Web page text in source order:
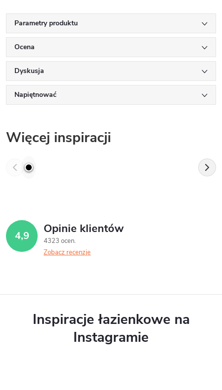
Parametry produktu
Ocena
Dyskusja
Napiętnować
Więcej inspiracji
4,9 Opinie klientów
4323 ocen
Zobacz recenzje
Inspiracje łazienkowe na
Instagramie